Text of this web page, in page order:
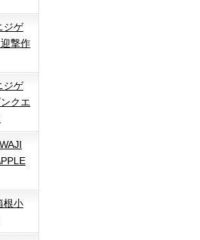
ジゲ
撃作
ジゲ
クエ
根小